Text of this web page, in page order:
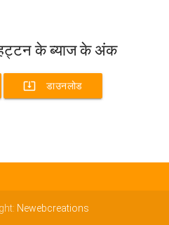
के ब्याज के अंक
system_update_alt डाउनलोड
Newebcreations